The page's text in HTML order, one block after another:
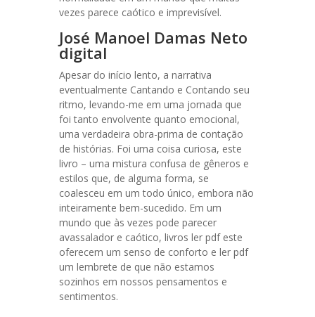
vezes parece caótico e imprevisível.
José Manoel Damas Neto
digital
Apesar do início lento, a narrativa
eventualmente Cantando e Contando seu
ritmo, levando-me em uma jornada que
foi tanto envolvente quanto emocional,
uma verdadeira obra-prima de contação
de histórias. Foi uma coisa curiosa, este
livro – uma mistura confusa de gêneros e
estilos que, de alguma forma, se
coalesceu em um todo único, embora não
inteiramente bem-sucedido. Em um
mundo que às vezes pode parecer
avassalador e caótico, livros ler pdf este
oferecem um senso de conforto e ler pdf
um lembrete de que não estamos
sozinhos em nossos pensamentos e
sentimentos.